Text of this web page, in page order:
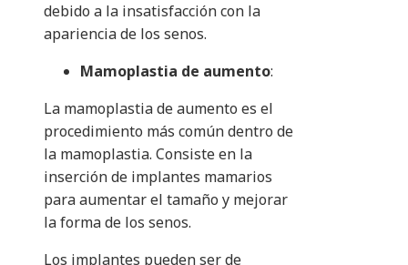
debido a la insatisfacción con la
apariencia de los senos.
Mamoplastia de aumento:
La mamoplastia de aumento es el
procedimiento más común dentro de
la mamoplastia. Consiste en la
inserción de implantes mamarios
para aumentar el tamaño y mejorar
la forma de los senos.
Los implantes pueden ser de